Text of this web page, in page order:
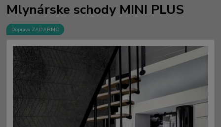
Mlynárske schody MINI PLUS
Doprava ZADARMO